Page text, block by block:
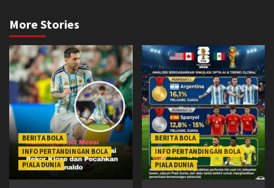
More Stories
BERITA BOLA
INFO PERTANDINGAN BOLA
PIALA DUNIA
BERITA BOLA
INFO PERTANDINGAN BOLA
PIALA DUNIA